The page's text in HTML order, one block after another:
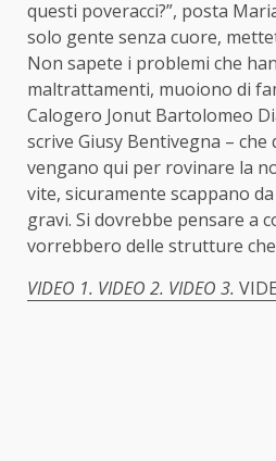
questi poveracci?”, posta
solo gente senza cuore,
Non sapete i problemi che
maltrattamenti, muoiono di
Calogero Jonut Bartolomeo
scrive Giusy Bentivegna –
vengano qui per rovinare la
vite, sicuramente scappano
gravi. Si dovrebbe pensare a
vorrebbero delle strutture
VIDEO 1. VIDEO 2. VIDEO 3.